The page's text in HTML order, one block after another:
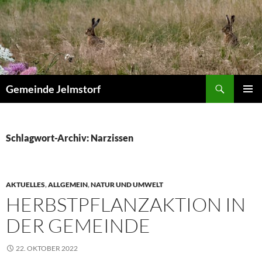
Zum
Inhalt
springen
Gemeinde Jelmstorf
Schlagwort-Archiv: Narzissen
AKTUELLES,ALLGEMEIN,NATUR UND UMWELT
HERBSTPFLANZAKTION IN
DER GEMEINDE
22. OKTOBER 2022